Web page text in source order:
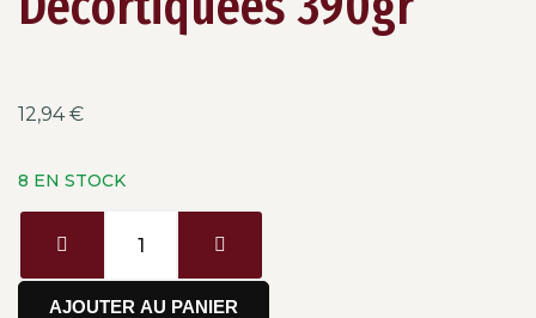
12,94€
8 EN STOCK
AJOUTER AU PANIER